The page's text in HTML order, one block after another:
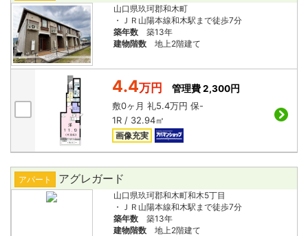
山口県玖珂郡和木町
・ＪＲ山陽本線和木駅まで徒歩7分
築年数
築13年
建物階数
地上2階建て
4.4万円
管理費 2,300円
敷0ヶ月 礼5.4万円 保-
1R / 32.94㎡
画像充実
アパート アグレガード
山口県玖珂郡和木町和木5丁目
・ＪＲ山陽本線和木駅まで徒歩7分
築年数
築13年
建物階数
地上2階建て